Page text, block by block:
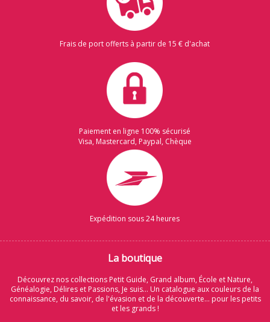
Frais de port offerts à partir de 15 € d'achat
Paiement en ligne 100% sécurisé
Visa, Mastercard, Paypal, Chèque
Expédition sous 24 heures
La boutique
Découvrez nos collections Petit Guide, Grand album, École et Nature,
Généalogie, Délires et Passions, Je suis... Un catalogue aux couleurs de la
connaissance, du savoir, de l'évasion et de la découverte... pour les petits
et les grands !